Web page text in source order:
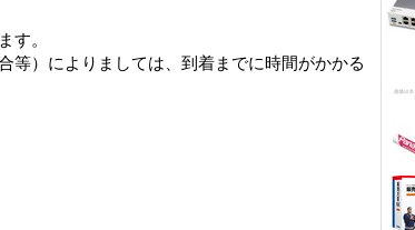
す。
等）によりましては、到着までに時間がかかる